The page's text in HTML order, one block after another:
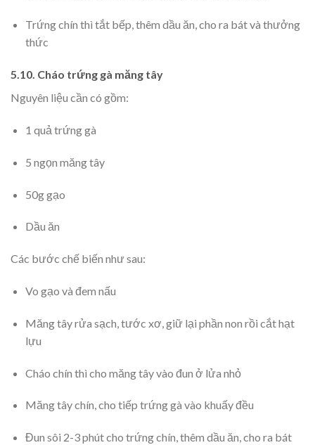
Trứng chín thì tắt bếp, thêm dầu ăn, cho ra bát và thưởng
thức
5.10. Cháo trứng gà măng tây
Nguyên liệu cần có gồm:
1 quả trứng gà
5 ngọn măng tây
50g gạo
Dầu ăn
Các bước chế biến như sau:
Vo gạo và đem nấu
Măng tây rửa sạch, tước xơ, giữ lại phần non rồi cắt hạt
lựu
Cháo chín thì cho măng tây vào đun ở lửa nhỏ
Măng tây chín, cho tiếp trứng gà vào khuấy đều
Đun sôi 2-3 phút cho trứng chín, thêm dầu ăn, cho ra bát